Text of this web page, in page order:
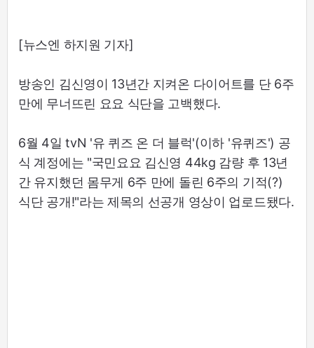
[뉴스엔 하지원 기자]
방송인 김신영이 13년간 지켜온 다이어트를 단 6주
만에 무너뜨린 요요 식단을 고백했다.
6월 4일 tvN '유 퀴즈 온 더 블럭'(이하 '유퀴즈') 공
식 계정에는 "국민요요 김신영 44kg 감량 후 13년
간 유지했던 몸무게 6주 만에 돌린 6주의 기적(?)
식단 공개!"라는 제목의 선공개 영상이 업로드됐다.